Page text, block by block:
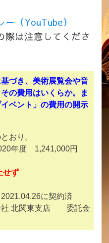
（YouTube）
は注意してくださ
づき、美術展覧会や音
の費用はいくらか。ま
ベント」の費用の開示
おり。
年度 1,241,000円
せず
に契約済
社 北関東支店 委託金